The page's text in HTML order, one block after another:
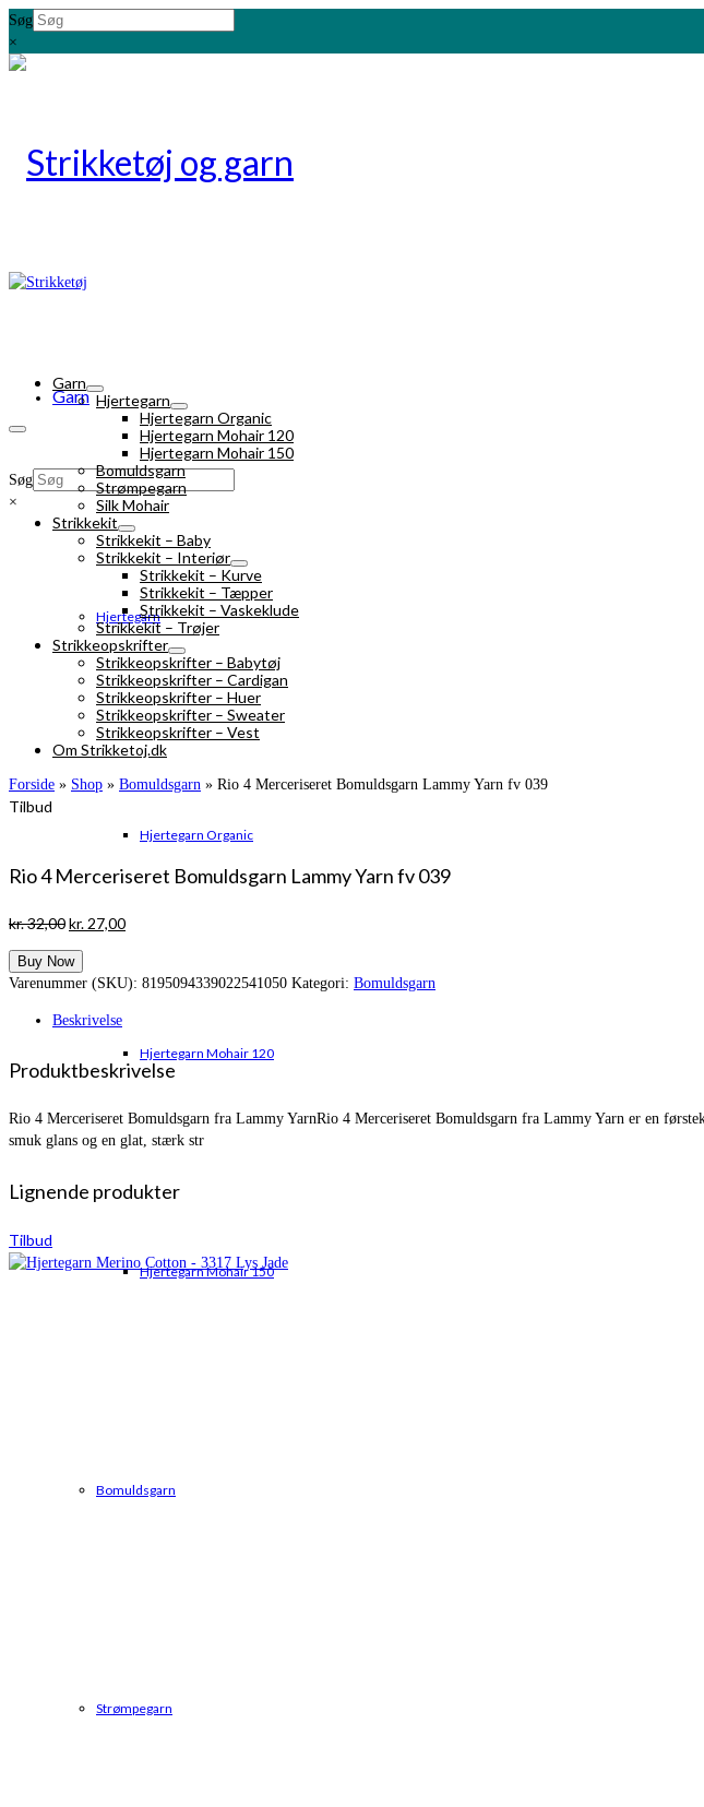
Søg
×
Garn
Hjertegarn
Hjertegarn Organic
Hjertegarn Mohair 120
Hjertegarn Mohair 150
Bomuldsgarn
Strømpegarn
Søg
×
Garn
Hjertegarn
Hjertegarn Organic
Hjertegarn Mohair 120
Hjertegarn Mohair 150
Bomuldsgarn
Strømpegarn
Silk Mohair
Strikkekit
Strikkekit – Baby
Strikkekit – Interiør
Strikkekit – Kurve
Strikkekit – Tæpper
Strikkekit – Vaskeklude
Strikkekit – Trøjer
Strikkeopskrifter
Strikkeopskrifter – Babytøj
Strikkeopskrifter – Cardigan
Strikkeopskrifter – Huer
Strikkeopskrifter – Sweater
Strikkeopskrifter – Vest
Om Strikketoj.dk
Forside » Shop » Bomuldsgarn » Rio 4 Merceriseret Bomuldsgarn Lammy Yarn fv 039
Tilbud
Rio 4 Merceriseret Bomuldsgarn Lammy Yarn fv 039
kr.32,00Den
pris
var:
kr. 27,00Den
er:
Buy Now
Varenummer (SKU): 8195094339022541050 Kategori: Bomuldsgarn
Beskrivelse
Produktbeskrivelse
Rio 4 Merceriseret Bomuldsgarn fra Lammy YarnRio 4 Merceriseret Bomuldsgarn fra Lammy Yarn er en
smuk glans og en glat, stærk str
Lignende produkter
Tilbud